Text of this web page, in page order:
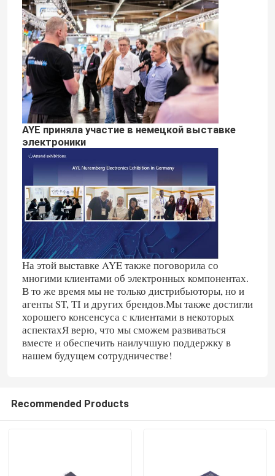
AYE приняла участие в немецкой выставке
электроники
На этой выставке AYE также поговорила со
многими клиентами об электронных компонентах.
В то же время мы не только дистрибьюторы, но и
агенты ST, TI и других брендов.Мы также достигли
хорошего консенсуса с клиентами в некоторых
аспектахЯ верю, что мы сможем развиваться
вместе и обеспечить наилучшую поддержку в
нашем будущем сотрудничестве!
Recommended Products